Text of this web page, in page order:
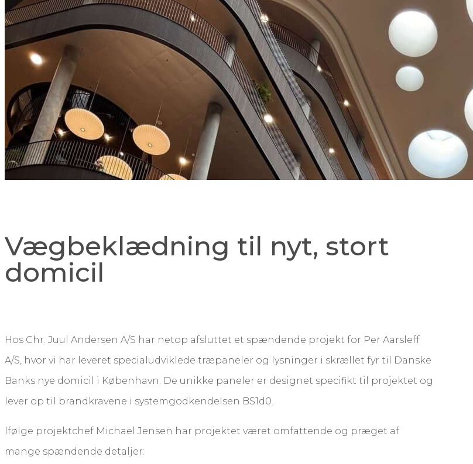
Vægbeklædning til nyt, stort
domicil
Hos Chr. Juul Andersen A/S har netop afsluttet et spændende projekt for Per Aarsleff
A/S, hvor vi har leveret specialudviklede træpaneler og lysninger i skrællet fyr til Danske
Banks nye domicil i København. De unikke paneler er designet specifikt til projektet og
lever op til brandkravene i systemgodkendelsen BS1d0.
Ifølge projektchef Michael Jensen har projektet været omfattende og præget af
mange spændende detaljer: